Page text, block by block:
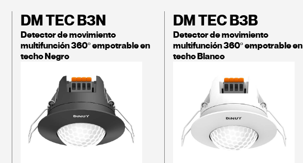
DM TEC B3N
Detector de movimiento
multifunción 360º empotrable en
techo Negro
DM TEC B3B
Detector de movimiento
multifunción 360º empotrable en
techo Blanco